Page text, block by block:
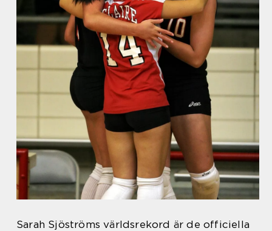
Sarah Sjöströms världsrekord är de officiella